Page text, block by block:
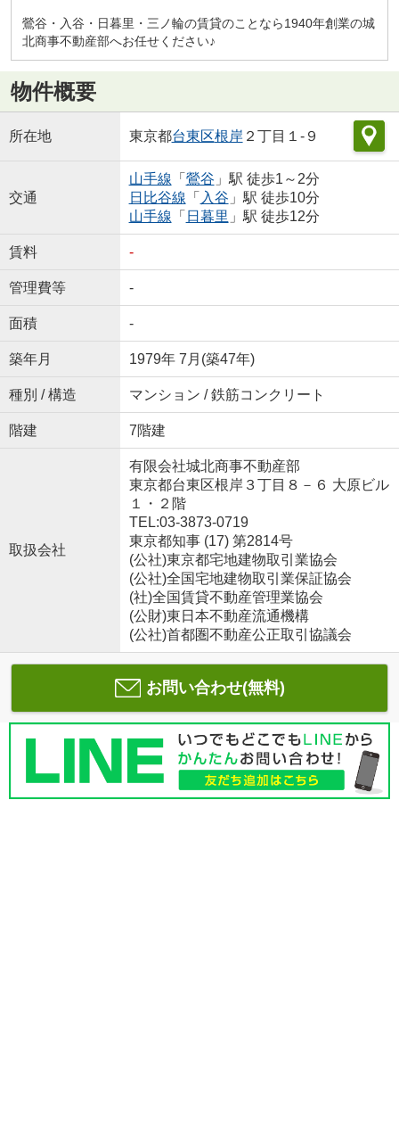
鶯谷・入谷・日暮里・三ノ輪の賃貸のことなら1940年創業の城
北商事不動産部へお任せください♪
物件概要
所在地 東京都台東区根岸 ２丁目１-９
交通
山手線 「 鶯谷 」駅 徒歩1～2分
日比谷線 「 入谷 」駅 徒歩10分
山手線 「 日暮里 」駅 徒歩12分
賃料 -
管理費等 -
面積 -
築年月 1979年 7月(築47年)
種別 / 構造 マンション / 鉄筋コンクリート
階建 7階建
取扱会社
有限会社城北商事不動産部
東京都台東区根岸３丁目８－６ 大原ビル
１・２階
TEL:03-3873-0719
東京都知事 (17) 第2814号
(公社)東京都宅地建物取引業協会
(公社)全国宅地建物取引業保証協会
(社)全国賃貸不動産管理業協会
(公財)東日本不動産流通機構
(公社)首都圏不動産公正取引協議会
お問い合わせ(無料)